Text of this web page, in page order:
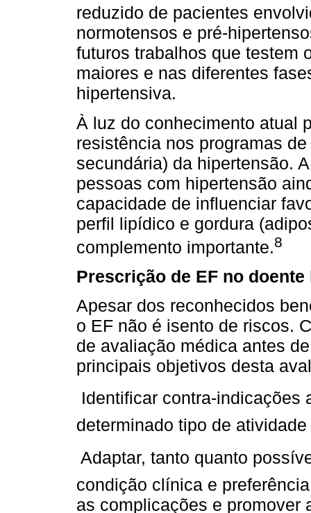
reduzido de pacientes
normotensos e pré-
futuros trabalhos que testem
maiores e nas diferentes
hipertensiva.
À luz do conhecimento atual
resistência nos programas
secundária) da hipertensão.
pessoas com hipertensão
capacidade de influenciar
perfil lipídico e gordura
complemento importante.8
Prescrição de EF no
Apesar dos reconhecidos
o EF não é isento de riscos.
de avaliação médica antes
principais objetivos desta
 Identificar contra-
determinado tipo de
 Adaptar, tanto quanto
condição clínica e
as complicações e promover